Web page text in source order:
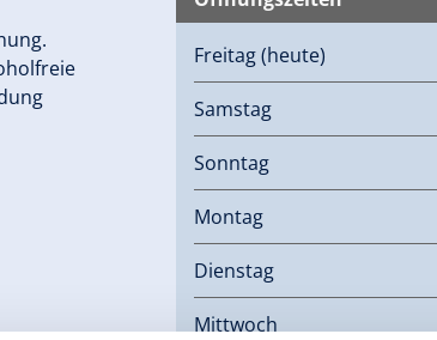
Freitag(heute)
Samstag
Sonntag
Montag
Dienstag
Mittwoch